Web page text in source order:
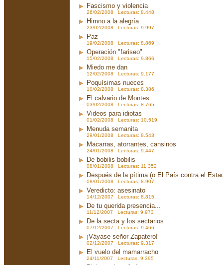
Fascismo y violencia
26/02/2008 Lecturas: 8.448
Himno a la alegría
23/02/2008 Lecturas: 9.997
Paz
19/02/2008 Lecturas: 8.869
Operación "fariseo"
15/02/2008 Lecturas: 9.866
Miedo me dan
12/02/2008 Lecturas: 9.177
Poquísimas nueces
10/02/2008 Lecturas: 8.386
El calvario de Montes
03/02/2008 Lecturas: 8.765
Videos para idiotas
01/02/2008 Lecturas: 10.519
Menuda semanita
29/01/2008 Lecturas: 8.543
Macarras, atorrantes, cansinos
24/01/2008 Lecturas: 9.447
De bobilis bobilis
08/01/2008 Lecturas: 11.352
Después de la pítima (o El País contra el
08/01/2008 Lecturas: 8.907
Veredicto: asesinato
14/12/2007 Lecturas: 8.815
De tu querida presencia...
11/12/2007 Lecturas: 9.973
De la secta y los sectarios
07/12/2007 Lecturas: 9.466
¡Váyase señor Zapatero!
02/12/2007 Lecturas: 9.317
El vuelo del mamarracho
24/11/2007 Lecturas: 9.395